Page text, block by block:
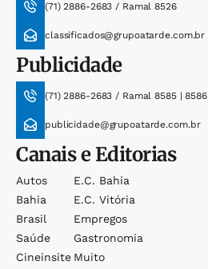
(71) 2886-2683 / Ramal 8526
classificados@grupoatarde.com.br
Publicidade
(71) 2886-2683 / Ramal 8585 | 8586
publicidade@grupoatarde.com.br
Canais e Editorias
Autos
Bahia
Brasil
Saúde
Cineinsite
E.c. Bahia
E.c. Vitória
Empregos
Gastronomia
Muito